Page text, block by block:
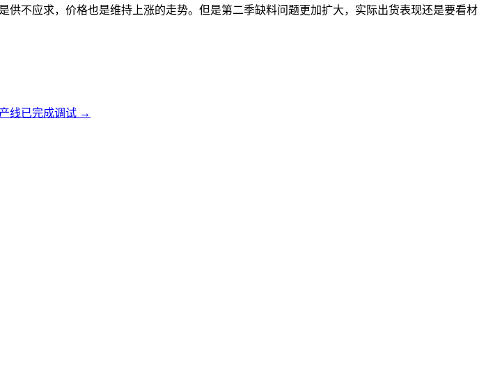
不应求，价格也是维持上涨的走势。但是第二季缺料问题更加扩大，实际出货表现还是要看材
线已完成调试 →